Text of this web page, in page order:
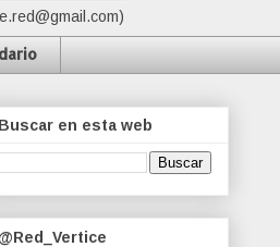
Buscar en esta web
@Red_Vertice